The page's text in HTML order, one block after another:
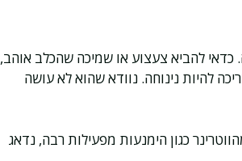
כדאי להביא צעצוע או שמיכה שהכלב אוהב,
להיות נינוחה. נוודא שהוא לא עושה
כגון הימנעות מפעילות רבה, נדאג